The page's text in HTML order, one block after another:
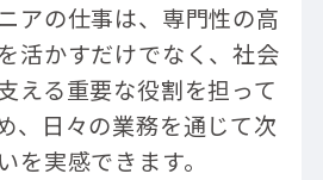
アの仕事は、専門性の高
活かすだけでなく、社会
える重要な役割を担って
、日々の業務を通じて次
を実感できます。